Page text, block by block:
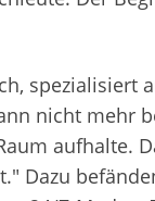
spezialisiert
nicht mehr
aufhalte.
Dazu